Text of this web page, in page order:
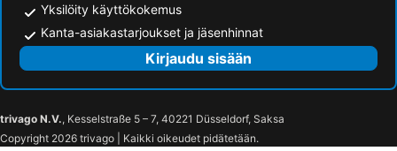
Yksilöity käyttökokemus
Kanta-asiakastarjoukset ja jäsenhinnat
Kirjaudu sisään
trivago N.V., Kesselstraße 5 – 7, 40221 Düsseldorf, Saksa
Copyright 2026 trivago | Kaikki oikeudet pidätetään.